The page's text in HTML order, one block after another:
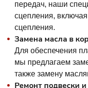
передач, наши
сцепления,
сцепления.
Замена масла в
Для обеспечения
мы предлагаем
также замену
Ремонт подвески